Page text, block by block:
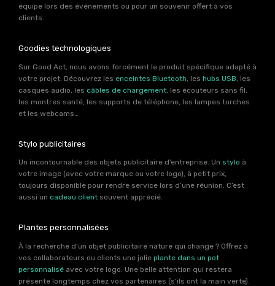
équipe lors des événements ou pour un souvenir offert à vos
clients.
Goodies technologiques
Sur Good Act, nous avons forcément le produit spécifique adapté à
votre projet. Découvrez les enceintes Bluetooth, les hubs USB, les
casques audio, les câbles de chargement, les écouteurs sans fil,
les montres santé, les supports de téléphone, les lampes torches
et les webcams…
Stylo publicitaires
Un incontournable des objets publicitaire d’entreprise. Un stylo à
votre image (avec votre marque ou votre logo), à petit prix,
toujours disponible pour rendre service lors d’une réunion. C’est
aussi un cadeau client souvent apprécié.
Plantes personnalisées
À la recherche d’un objet publicitaire nature qui change ? Offrez à
vos collaborateurs ou clients une jolie plante dans un pot
personnalisé avec votre logo. Une belle attention qui restera
présente longtemps chez vos partenaires (s’ils ont la main verte).